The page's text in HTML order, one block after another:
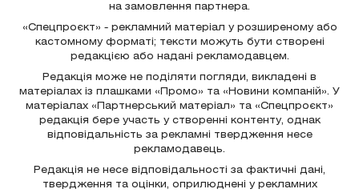
на замовлення партнера.
«Спецпроєкт» - рекламний матеріал у розширеному або
кастомному форматі; тексти можуть бути створені
редакцією або надані рекламодавцем.
Редакція може не поділяти погляди, викладені в
матеріалах із плашками «Промо» та «Новини компаній». У
матеріалах «Партнерський матеріал» та «Спецпроєкт»
редакція бере участь у створенні контенту, однак
відповідальність за рекламні твердження несе
рекламодавець.
Редакція не несе відповідальності за фактичні дані,
твердження та оцінки, оприлюднені у рекламних